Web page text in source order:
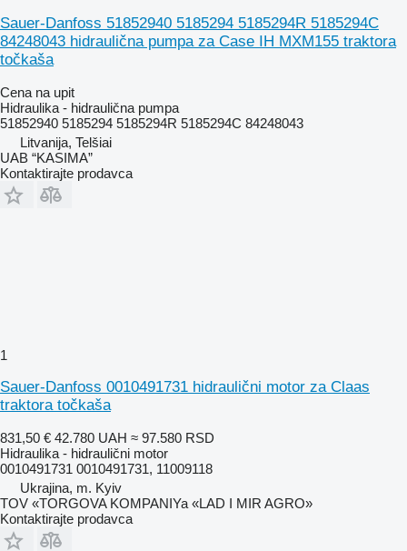
Sauer-Danfoss 51852940 5185294 5185294R 5185294C
84248043 hidraulična pumpa za Case IH MXM155 traktora
točkaša
Cena na upit
Hidraulika - hidraulična pumpa
51852940 5185294 5185294R 5185294C 84248043
Litvanija, Telšiai
UAB “KASIMA”
Kontaktirajte prodavca
1
Sauer-Danfoss 0010491731 hidraulični motor za Claas
traktora točkaša
831,50 € 42.780 UAH ≈ 97.580 RSD
Hidraulika - hidraulični motor
0010491731 0010491731, 11009118
Ukrajina, m. Kyiv
TOV «TORGOVA KOMPANIYa «LAD I MIR AGRO»
Kontaktirajte prodavca